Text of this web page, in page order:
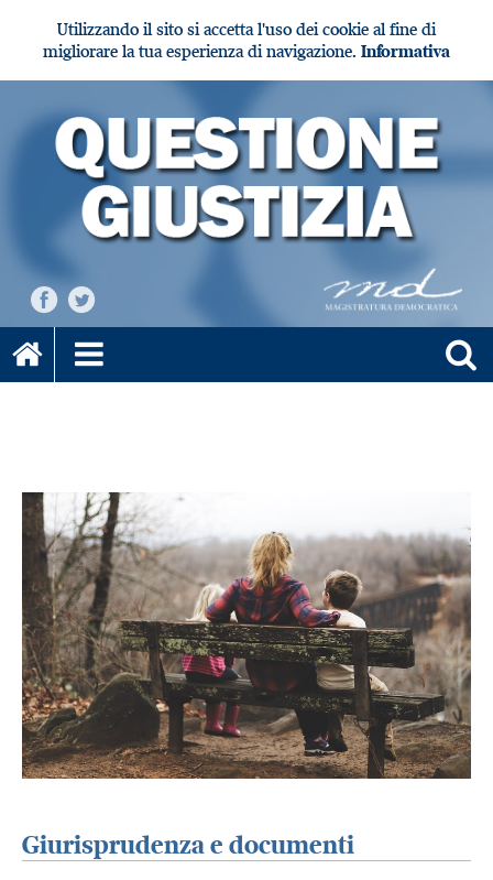
Utilizzando il sito si accetta l'uso dei cookie al fine di
migliorare la tua esperienza di navigazione. Informativa
Giurisprudenza e documenti